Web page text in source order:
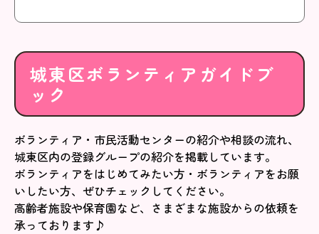
城東区ボランティアガイドブ
ック
ボランティア・市民活動センターの紹介や相談の流れ、
城東区内の登録グループの紹介を掲載しています。
ボランティアをはじめてみたい方・ボランティアをお願
いしたい方、ぜひチェックしてください。
高齢者施設や保育園など、さまざまな施設からの依頼を
承っております♪